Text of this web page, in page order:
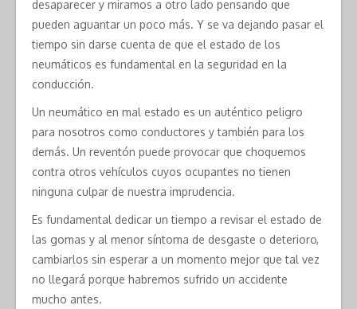
desaparecer y miramos a otro lado pensando que
pueden aguantar un poco más. Y se va dejando pasar el
tiempo sin darse cuenta de que el estado de los
neumáticos es fundamental en la seguridad en la
conducción.
Un neumático en mal estado es un auténtico peligro
para nosotros como conductores y también para los
demás. Un reventón puede provocar que choquemos
contra otros vehículos cuyos ocupantes no tienen
ninguna culpar de nuestra imprudencia.
Es fundamental dedicar un tiempo a revisar el estado de
las gomas y al menor síntoma de desgaste o deterioro,
cambiarlos sin esperar a un momento mejor que tal vez
no llegará porque habremos sufrido un accidente
mucho antes.